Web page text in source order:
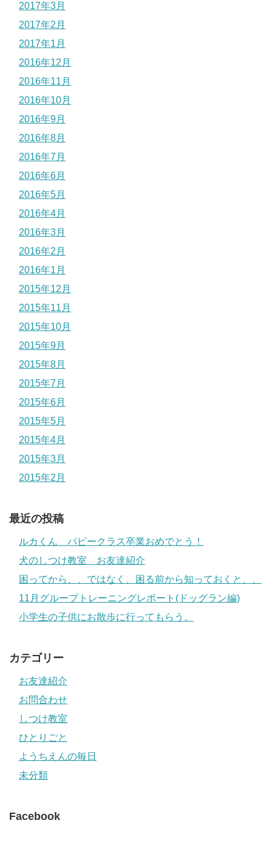
2017年3月
2017年2月
2017年1月
2016年12月
2016年11月
2016年10月
2016年9月
2016年8月
2016年7月
2016年6月
2016年5月
2016年4月
2016年3月
2016年2月
2016年1月
2015年12月
2015年11月
2015年10月
2015年9月
2015年8月
2015年7月
2015年6月
2015年5月
2015年4月
2015年3月
2015年2月
最近の投稿
ルカくん パピークラス卒業おめでとう！
犬のしつけ教室 お友達紹介
困ってから、、ではなく、困る前から知っておくと、、
11月グループトレーニングレポート(ドッグラン編)
小学生の子供にお散歩に行ってもらう。
カテゴリー
お友達紹介
お問合わせ
しつけ教室
ひとりごと
ようちえんの毎日
未分類
Facebook